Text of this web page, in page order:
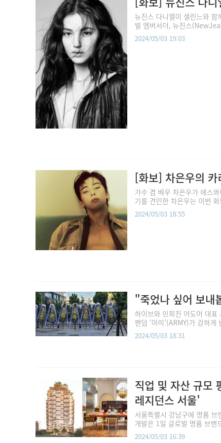
뉴진스 다니엘이 셀린느와
벌 엠버서더, 뉴진스
2024/05/03 19:03
[화보] 차은우의
가수 겸 배우 차은우가 에스
기를 견인한 차은우는 이번
2024/05/03 18:55
"죽었나 싶어 보내
하이브와 민희진 어도어 대
팬덤 '아미'(ARMY)가 강하게
2024/05/03 18:31
직업 및 자산 규모
레지던스 서울'
서울특별시 강남구에 명품
개발은 1일 글로벌 명품 브랜
2024/05/03 16:39